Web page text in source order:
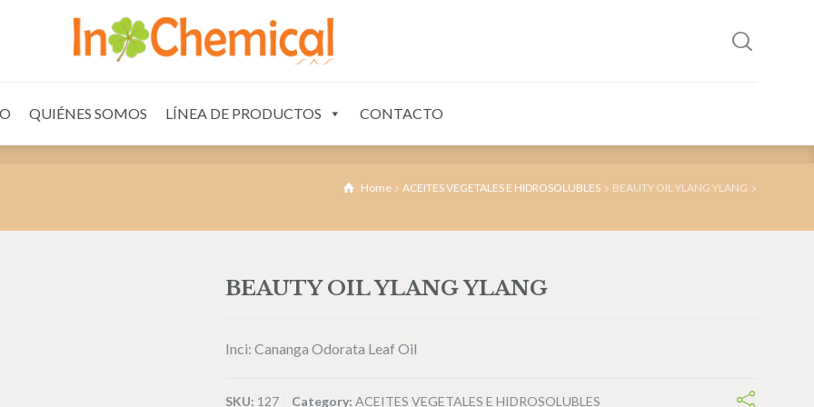
QUIÉNES SOMOS LÍNEA DE PRODUCTOS CONTACTO
CONTACTO
Home ACEITES VEGETALES E HIDROSOLUBLES BEAUTY OIL YLANG YLANG
BEAUTY OIL YLANG YLANG
Inci: Cananga Odorata Leaf Oil
SKU: 127 Category:ACEITES VEGETALES E HIDROSOLUBLES